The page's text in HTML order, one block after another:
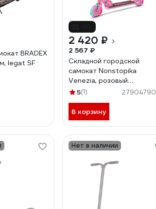
BRADEX
legat SF
2 420 ₽
2 567 ₽
Складной городской
самокат Nonstopika
Venezia, розовый
venezia_pink
5(1) 27904790
В корзину
Нет в наличии